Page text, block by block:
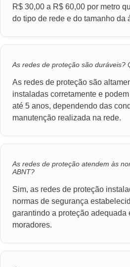
R$ 30,00 a R$ 60,00 por metro
do tipo de rede e do tamanho da
As redes de proteção são duráveis?
As redes de proteção são
instaladas corretamente e
até 5 anos, dependendo das
manutenção realizada na rede.
As redes de proteção atendem às
ABNT?
Sim, as redes de proteção
normas de segurança
garantindo a proteção adequada
moradores.